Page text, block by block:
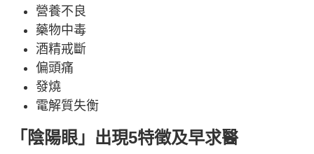
營養不良
藥物中毒
酒精戒斷
偏頭痛
發燒
電解質失衡
「陰陽眼」出現5特徵及早求醫